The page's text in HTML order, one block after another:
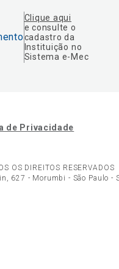
Clique aqui
e consulte o
cadastro da
Instituição no
Sistema e-Mec
de Privacidade
OS DIREITOS RESERVADOS
627 - Morumbi - São Paulo -